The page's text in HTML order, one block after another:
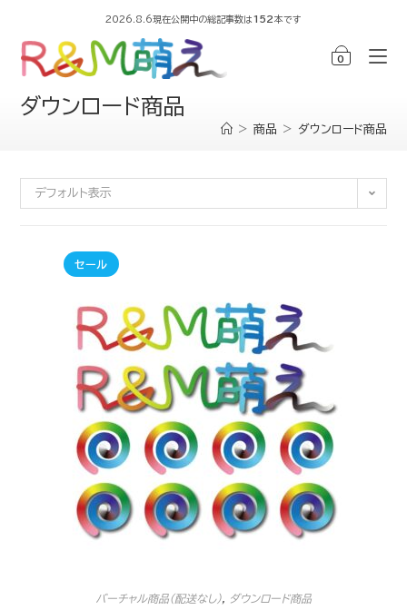
2026.8.6現在公開中の総記事数は 152 本です
0
ダウンロード商品
> 商品 > ダウンロード商品
デフォルト表示
セール
バーチャル商品（配送なし） ダウンロード商品